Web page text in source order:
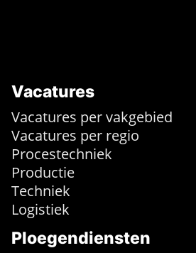
Vacatures
Vacatures per vakgebied
Vacatures per regio
Procestechniek
Productie
Techniek
Logistiek
Ploegendiensten